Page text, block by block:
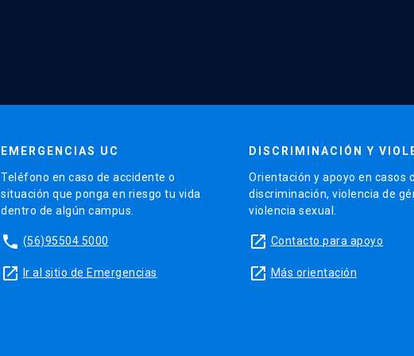
EMERGENCIAS UC
Teléfono en caso de accidente o
situación que ponga en riesgo tu vida
dentro de algún campus.
phone (56)95504 5000
launch Ir al sitio de Emergencias
DISCRIMINACIÓN Y
Orientación y apoyo en casos
discriminación, violencia de
violencia sexual.
launch Contacto para apoyo
launch Más orientación